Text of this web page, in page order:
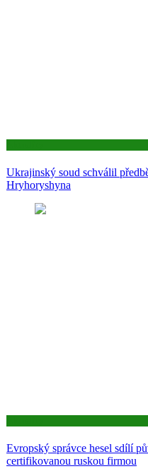
Ukrajinský soud schválil
Hryhoryshyna
Evropský správce hesel sdílí
certifikovanou ruskou firmou